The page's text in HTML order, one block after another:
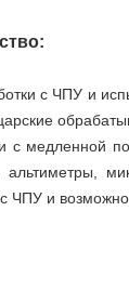
с ЧПУ и
с медленной
и